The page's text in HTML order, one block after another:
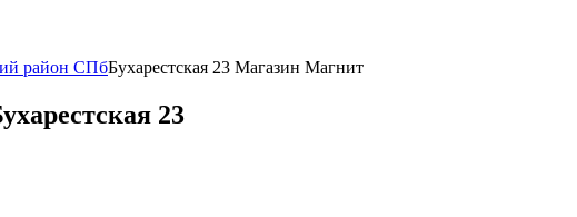
район СПбБухарестская 23 Магазин Магнит
23